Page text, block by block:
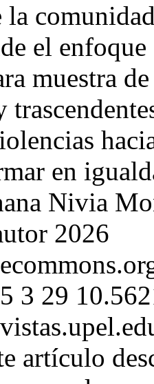
la
el
muestra
en
Nivia
2026
3 29
artículo